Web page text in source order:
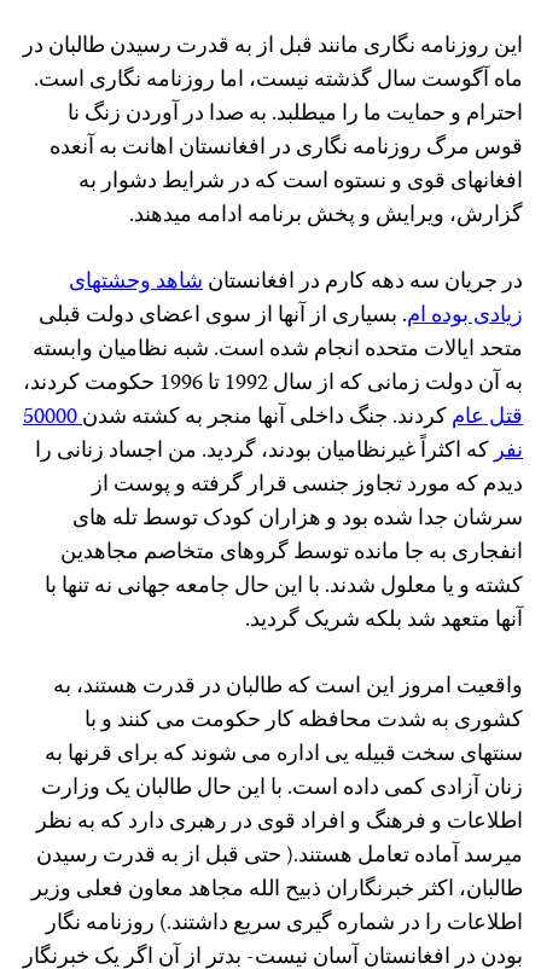
این روزنامه نگاری مانند قبل از به قدرت رسیدن طالبان در
ماه آگوست سال گذشته نیست، اما روزنامه نگاری است.
احترام و حمایت ما را میطلبد. به صدا در آوردن زنگ نا
قوس مرگ روزنامه نگاری در افغانستان اهانت به آنعده
افغانهای قوی و نستوه است که در شرایط دشوار به
گزارش، ویرایش و پخش برنامه ادامه میدهند.
در جریان سه دهه کارم در افغانستانشاهد وحشتهای
زیادی بوده ام. بسیاری از آنها از سوی اعضای دولت قبلی
متحد ایالات متحده انجام شده است. شبه نظامیان وابسته
به آن دولت زمانی که از سال 1992 تا 1996 حکومت کردند،
قتل عامکردند. جنگ داخلی آنها منجر به کشته شدن50000
نفرکه اکثراً غیرنظامیان بودند، گردید. من اجساد زنانی را
دیدم که مورد تجاوز جنسی قرار گرفته و پوست از
سرشان جدا شده بود و هزاران کودک توسط تله های
انفجاری به جا مانده توسط گروهای متخاصم مجاهدین
کشته و یا معلول شدند. با این حال جامعه جهانی نه تنها با
آنها متعهد شد بلکه شریک گردید.
واقعیت امروز این است که طالبان در قدرت هستند، به
کشوری به شدت محافظه کار حکومت می کنند و با
سنتهای سخت قبیله یی اداره می شوند که برای قرنها به
زنان آزادی کمی داده است. با این حال طالبان یک وزارت
اطلاعات و فرهنگ و افراد قوی در رهبری دارد که به نظر
میرسد آماده تعامل هستند.( حتی قبل از به قدرت رسیدن
طالبان، اکثر خبرنگاران ذبیح الله مجاهد معاون فعلی وزیر
اطلاعات را در شماره گیری سریع داشتند.) روزنامه نگار
بودن در افغانستان آسان نیست- بدتر از آن اگر یک خبرنگار